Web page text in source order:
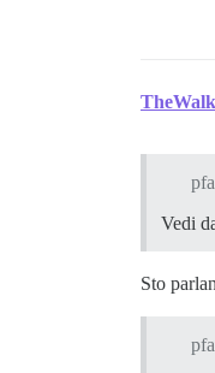
      ​
</
<!--
Vedi
Sto